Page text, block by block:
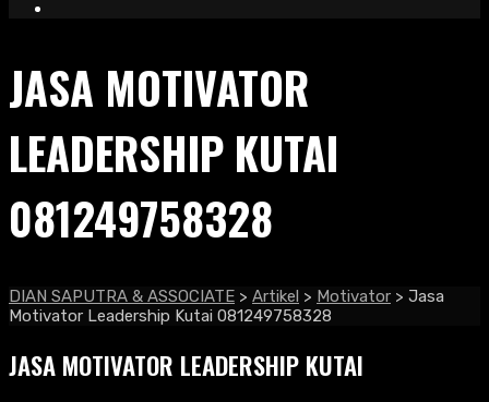
JASA MOTIVATOR
LEADERSHIP KUTAI
081249758328
DIAN SAPUTRA & ASSOCIATE > Artikel > Motivator > Jasa
Motivator Leadership Kutai 081249758328
JASA MOTIVATOR LEADERSHIP KUTAI